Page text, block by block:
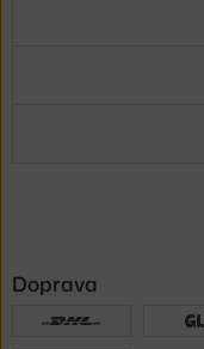
Doprava